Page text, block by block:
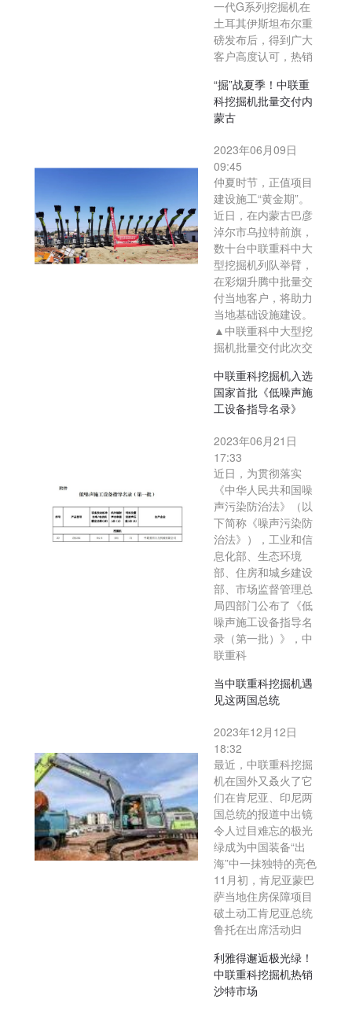
一代G系列挖掘机在
土耳其伊斯坦布尔重
磅发布后，得到广大
客户高度认可，热销
“掘”战夏季！中联重
科挖掘机批量交付内
蒙古
2023年06月09日
09:45
仲夏时节，正值项目
建设施工“黄金期”。
近日，在内蒙古巴彦
淖尔市乌拉特前旗，
数十台中联重科中大
型挖掘机列队举臂，
在彩烟升腾中批量交
付当地客户，将助力
当地基础设施建设。
▲中联重科中大型挖
掘机批量交付此次交
中联重科挖掘机入选
国家首批《低噪声施
工设备指导名录》
2023年06月21日
17:33
近日，为贯彻落实
《中华人民共和国噪
声污染防治法》（以
下简称《噪声污染防
治法》），工业和信
息化部、生态环境
部、住房和城乡建设
部、市场监督管理总
局四部门公布了《低
噪声施工设备指导名
录（第一批）》，中
联重科
当中联重科挖掘机遇
见这两国总统
2023年12月12日
18:32
最近，中联重科挖掘
机在国外又叒火了它
们在肯尼亚、印尼两
国总统的报道中出镜
令人过目难忘的极光
绿成为中国装备“出
海”中一抹独特的亮色
11月初，肯尼亚蒙巴
萨当地住房保障项目
破土动工肯尼亚总统
鲁托在出席活动归
利雅得邂逅极光绿！
中联重科挖掘机热销
沙特市场